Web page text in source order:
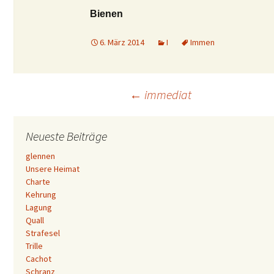
Bienen
6. März 2014 I Immen
Beitrags-
Navigation
← immediat
Neueste Beiträge
glennen
Unsere Heimat
Charte
Kehrung
Lagung
Quall
Strafesel
Trille
Cachot
Schranz